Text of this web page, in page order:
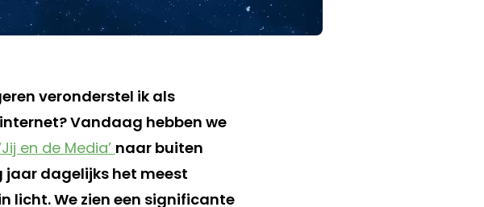
veronderstel ik als
Vandaag hebben we
en de Media’ naar buiten
dagelijks het meest
licht. We zien een significante